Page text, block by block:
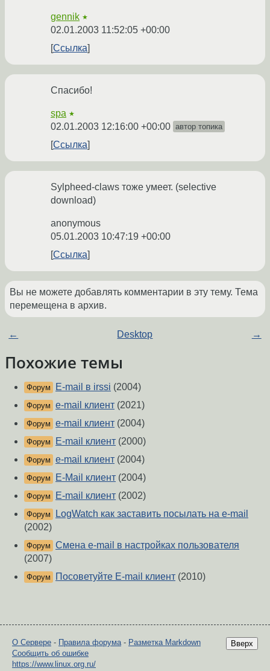
gennik ★
02.01.2003 11:52:05 +00:00
Ссылка
Спасибо!
spa ★
02.01.2003 12:16:00 +00:00 автор топика
Ссылка
Sylpheed-claws тоже умеет. (selective
download)
anonymous
05.01.2003 10:47:19 +00:00
Ссылка
Вы не можете добавлять комментарии в эту тему. Тема
перемещена в архив.
← Desktop →
Похожие темы
Форум E-mail в irssi (2004)
Форум e-mail клиент (2021)
Форум e-mail клиент (2004)
Форум E-mail клиент (2000)
Форум e-mail клиент (2004)
Форум E-Mail клиент (2004)
Форум E-mail клиент (2002)
Форум
LogWatch как заставить посылать на e-mail
(2002)
Форум Смена e-mail в настройках пользователя
(2007)
Форум Посоветуйте E-mail клиент (2010)
Вверх
О Сервере - Правила форума- Разметка Markdown
Сообщить об ошибке
https://www.linux.org.ru/